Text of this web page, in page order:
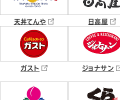
天丼てんや 日高屋
ガスト ジョナサン